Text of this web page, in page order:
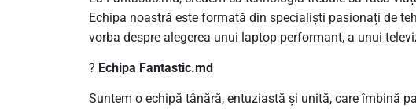
Echipa noastră este formată din specialiști pasionați de
vorba despre alegerea unui laptop performant, a unui
? Echipa Fantastic.md
Suntem o echipă tânără, entuziastă și unită, care îmbină